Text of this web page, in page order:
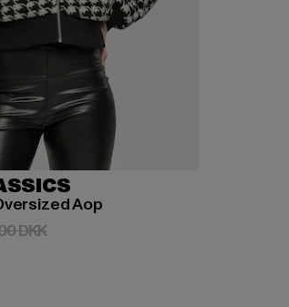
Aop
DKK
DKKKampagnepris: 943,00 DKK